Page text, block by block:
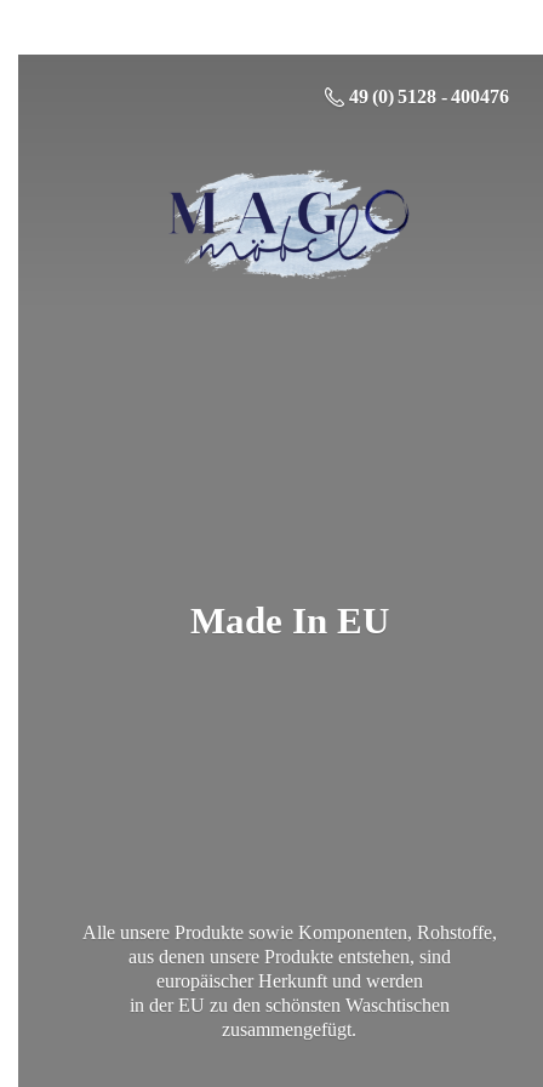
49 (0) 5128 - 400476
Made In EU
Alle unsere Produkte sowie Komponenten, Rohstoffe,
aus denen unsere Produkte entstehen, sind
europäischer Herkunft und werden
in der EU zu den schönsten Waschtischen
zusammengefügt.